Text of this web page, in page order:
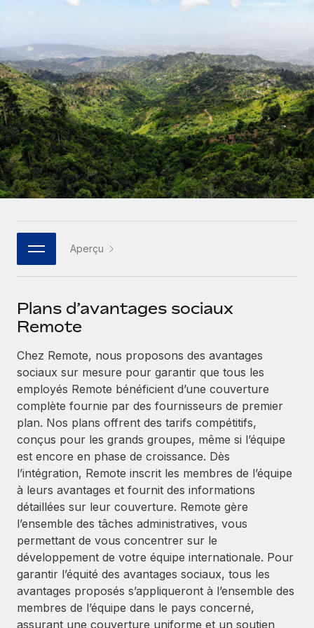
Gestion des freelances
PEO
Sous-traitez les opérations complexes liées à l’emploi
INFRASTRUCTURE
Intégration Remote
Intégrez vos RH aux flux de travail en toute simplicité
Plateforme
Des fonctions RH clés intégrées pour votre équipe
Connectez n'importe quel outil d’IA à Remote grâce à
notre MCP
Rationalisez vos processus avec des outils essentiels
SERVICES
Demandez aux experts
Recevez des conseils d’experts sur les RH à
l’international et la conformité
Contrôles d’antécédents
Simplifiez vos processus de présélection des
candidats
Remote Watchtower
Gardez un temps d’avance sur les risques en
matière de conformité
Gestion des appareils
Achetez et suivez vos équipements informatiques
dans le monde entier
CROISSANCE
Start-ups
Des solutions agiles et internationales pour les RH et la
paie des entreprises en pleine croissance
Entreprises intermédiaires
Développez vos équipes avec des solutions RH sur
mesure
Entreprise
Les RH à l’international pour les grandes entreprises
Partenaires stratégiques de la tech
Intégrez les RH à l’international de manière flexible
Devenir partenaire
Explorez avec nous vos opportunités de partenariat
Remote Build
Bientôt disponible
Conseil en intégrations et automatisations assistées par
ÉTUDES DE CAS
Comment Weaviate, l'as de l'IA, a développé
ses effectifs de 120 % avec Remote
Weaviate en bref Weaviate crée des infrastructures open
source et AI-first. Sa mission est...
En savoir plus
Calculateur de paiement des freelances
Découvrez les devises disponibles et les vitesses de
paiement pour vos freelances internationaux
APPRENDRE AVEC REMOTE
Recherche et guides
Études de cas
Checklists et modèles
Descriptions de postes
Événements
Données sur les salaires et les talents
Centre de ressources
Obtenir de l’aide
Voir toutes les ressources
BLOG
Paie multipays
EOR et PEO
Gestion des freelances
Français
Deutsch
Español
Italiano
Português (Portugal)
日本語
한국어
Aperçu
Plans d’avantages sociaux
Remote
Chez Remote, nous proposons des avantages
sociaux sur mesure pour garantir que tous les
employés Remote bénéficient d’une couverture
complète fournie par des fournisseurs de premier
plan. Nos plans offrent des tarifs compétitifs,
conçus pour les grands groupes, même si l’équipe
est encore en phase de croissance. Dès
l’intégration, Remote inscrit les membres de l’équipe
à leurs avantages et fournit des informations
détaillées sur leur couverture. Remote gère
l’ensemble des tâches administratives, vous
permettant de vous concentrer sur le
développement de votre équipe internationale. Pour
garantir l’équité des avantages sociaux, tous les
avantages proposés s’appliqueront à l’ensemble des
membres de l’équipe dans le pays concerné,
assurant une couverture uniforme et un soutien